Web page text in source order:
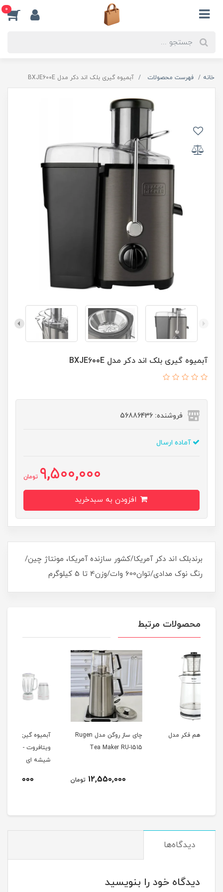
0
خانه فهرست محصولات آبمیوه گیری بلک اند دکر مدل BXJE600E
آبمیوه گیری بلک اند دکر مدل BXJE600E
فروشنده: 56886436
آماده ارسال
9,500,000 تومان
برندبلک اند دکر آمریکا/کشور سازنده آمریکا، مونتاژ چین/
رنگ نوک مدادی/توان600 وات/وزن4 تا 5 کیلوگرم
محصولات مرتبط
چای ساز روگن مدل Rugen
Tea Maker RU-1515
تومان
آبميوه گيري سه كاره مدل
ویتافروت - Vitafruit با پارچ
10,563,000 تومان
دیدگاه‌ها
دیدگاه خود را بنویسید